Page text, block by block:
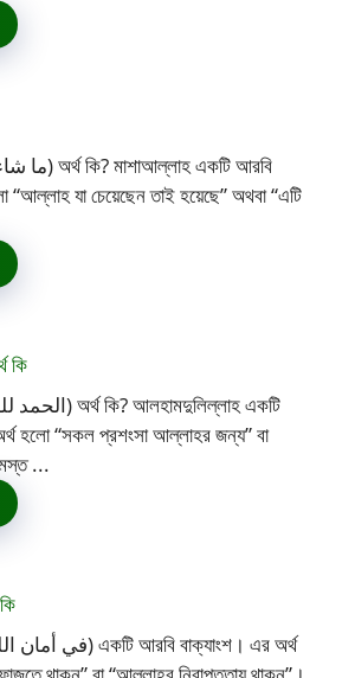
“আল্লাহ যা চেয়েছেন তাই হয়েছে” অথবা “এটি
কি
হলো “সকল প্রশংসা আল্লাহর জন্য” বা
...